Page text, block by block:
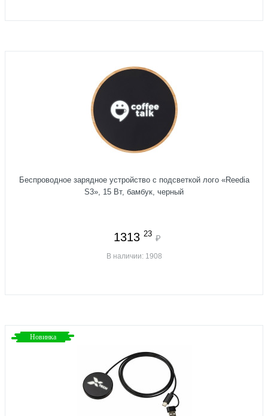
Беспроводное зарядное устройство с подсветкой лого «Reedia
S3», 15 Вт, бамбук, черный
1313 23 ₽
В наличии: 1908
Новинка